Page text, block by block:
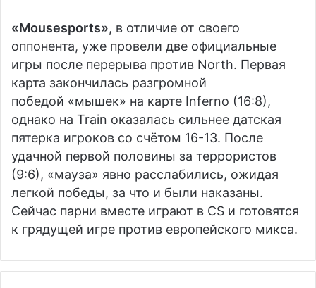
«Mousesports», в отличие от своего
оппонента, уже провели две официальные
игры после перерыва против North. Первая
карта закончилась разгромной
победой «мышек» на карте Inferno (16:8),
однако на Train оказалась сильнее датская
пятерка игроков со счётом 16-13. После
удачной первой половины за террористов
(9:6), «мауза» явно расслабились, ожидая
легкой победы, за что и были наказаны.
Сейчас парни вместе играют в CS и готовятся
к грядущей игре против европейского микса.